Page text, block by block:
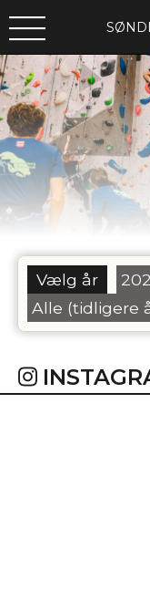
Vælg år
Alle (tidligere